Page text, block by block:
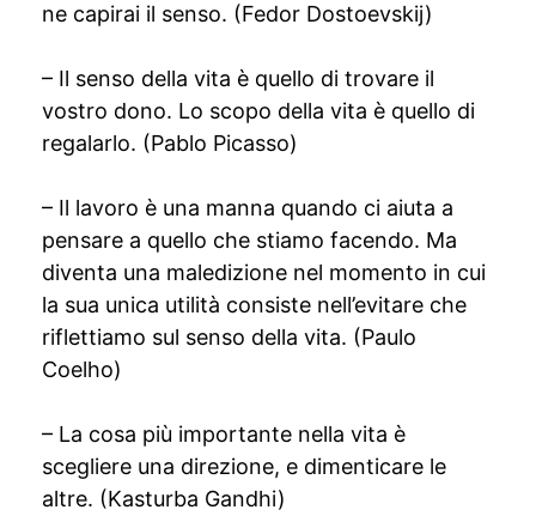
ne capirai il senso. (Fedor Dostoevskij)
– Il senso della vita è quello di trovare il
vostro dono. Lo scopo della vita è quello di
regalarlo. (Pablo Picasso)
– Il lavoro è una manna quando ci aiuta a
pensare a quello che stiamo facendo. Ma
diventa una maledizione nel momento in cui
la sua unica utilità consiste nell’evitare che
riflettiamo sul senso della vita. (Paulo
Coelho)
– La cosa più importante nella vita è
scegliere una direzione, e dimenticare le
altre. (Kasturba Gandhi)